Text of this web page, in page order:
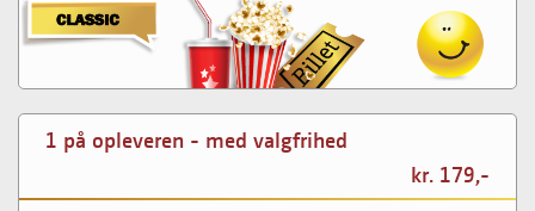
1 på opleveren - med valgfrihed
kr. 179,-